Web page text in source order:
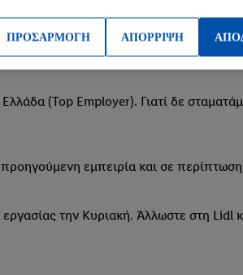
(Top Employer). Γιατί δε
εμπειρία και σε
την Κυριακή. Άλλωστε στη Lidl
ΑΠΟΡΡΙΨΗ
ΠΡΟΣΑΡΜΟΓΗ